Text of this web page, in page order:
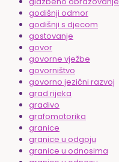
godišnji odmor
godišnji s djecom
gostovanje
govor
govorne vježbe
govorništvo
govorno jezični razvoj
grad rijeka
gradivo
grafomotorika
granice
granice u odgoju
granice u odnosima